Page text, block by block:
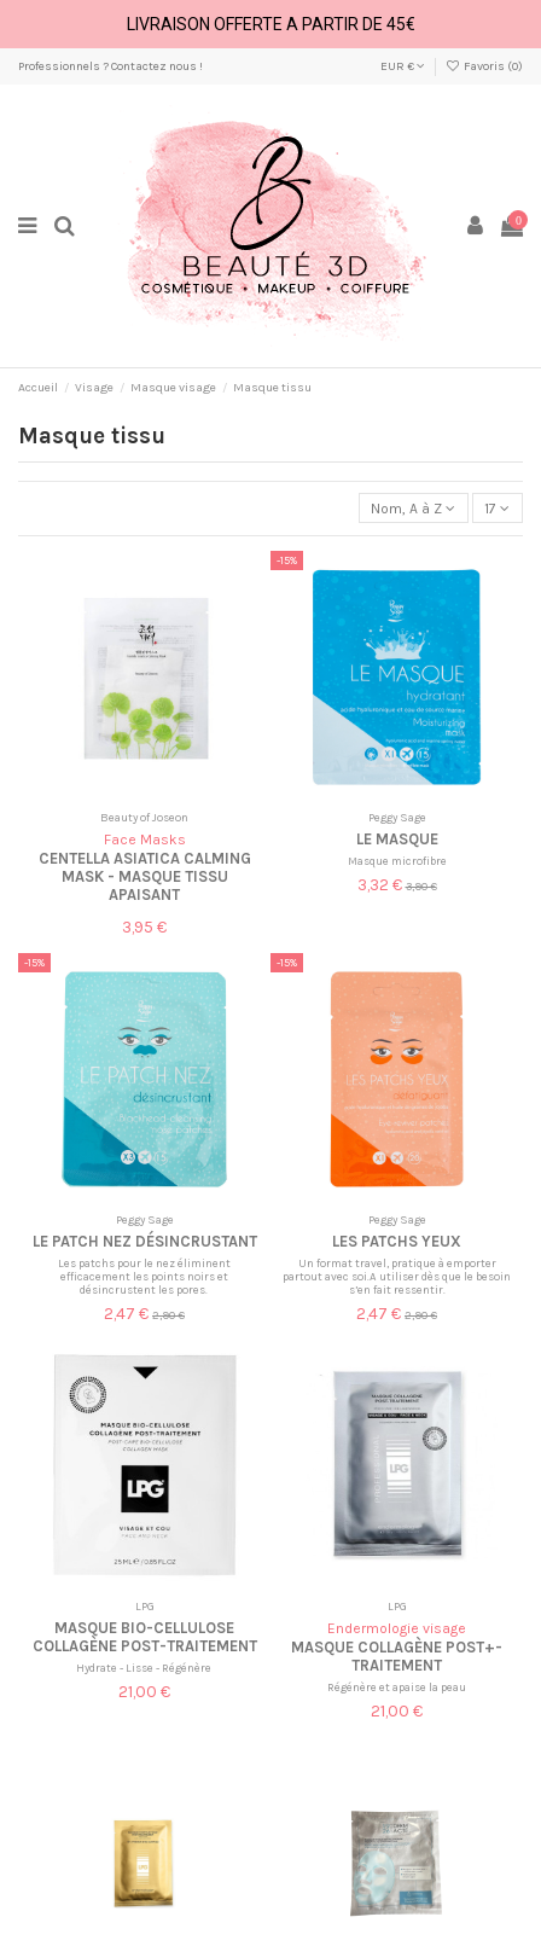
LIVRAISON OFFERTE A PARTIR DE 45€
Professionnels ? Contactez nous ! EUR € Favoris (0)
0
Accueil Visage Masque visage Masque tissu
Masque tissu
Nom, A à Z 17
Beauty of Joseon
Face Masks
CENTELLA ASIATICA CALMING
MASK - MASQUE TISSU
APAISANT
3,95 €
-15%
Peggy Sage
LE MASQUE
Masque microfibre
3,32 € 3,90 €
-15%
Peggy Sage
LE PATCH NEZ DÉSINCRUSTANT
Les patchs pour le nez éliminent
efficacement les points noirs et
désincrustent les pores.
2,47 € 2,90 €
-15%
Peggy Sage
LES PATCHS YEUX
Un format travel, pratique à emporter
partout avec soi.A utiliser dès que le besoin
s’en fait ressentir.
2,47 € 2,90 €
LPG
MASQUE BIO-CELLULOSE
COLLAGÈNE POST-TRAITEMENT
Hydrate - Lisse - Régénère
21,00 €
LPG
Endermologie visage
MASQUE COLLAGÈNE POST+-
TRAITEMENT
Régénère et apaise la peau
21,00 €